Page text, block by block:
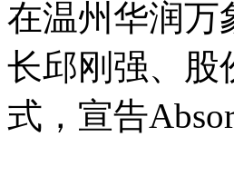
在温州华润万
长邱刚强、股
式，宣告